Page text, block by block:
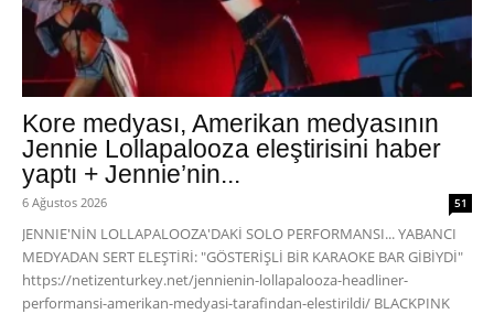
Kore medyası, Amerikan medyasının
Jennie Lollapalooza eleştirisini haber
yaptı + Jennie’nin...
6 Ağustos 2026 51
JENNIE'NİN LOLLAPALOOZA'DAKİ SOLO PERFORMANSI... YABANCI
MEDYADAN SERT ELEŞTİRİ: "GÖSTERİŞLİ BİR KARAOKE BAR GİBİYDİ"
https://netizenturkey.net/jennienin-lollapalooza-headliner-
performansi-amerikan-medyasi-tarafindan-elestirildi/ BLACKPINK